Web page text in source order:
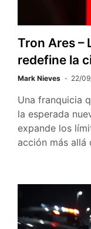
Tron Ares –
redefine la
Mark Nieves 22/
Una franquicia
la esperada
expande los
acción más allá